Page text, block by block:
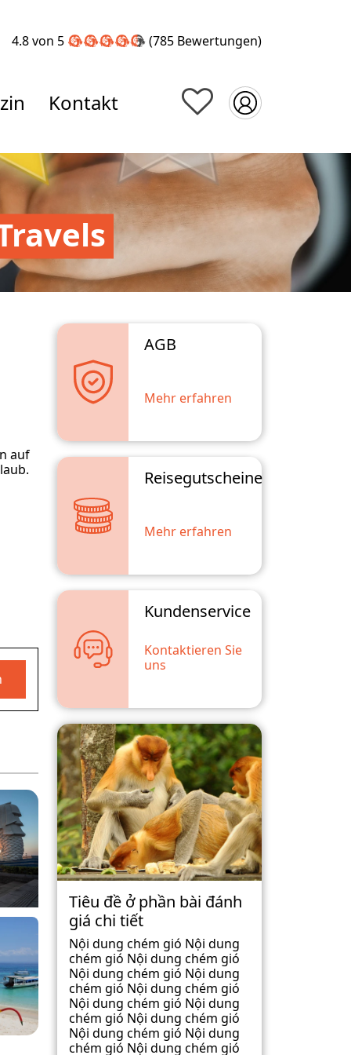
4.8 von 5 (785 Bewertungen)
Kontakt
auf
AGB
Mehr erfahren
Reisegutscheine
Mehr erfahren
Kundenservice
Kontaktieren Sie
uns
Tiêu đề ở phần bài đánh
giá chi tiết
Nội dung chém gió Nội dung
chém gió Nội dung chém gió
Nội dung chém gió Nội dung
chém gió Nội dung chém gió
Nội dung chém gió Nội dung
chém gió Nội dung chém gió
Nội dung chém gió Nội dung
chém gió Nội dung chém gió